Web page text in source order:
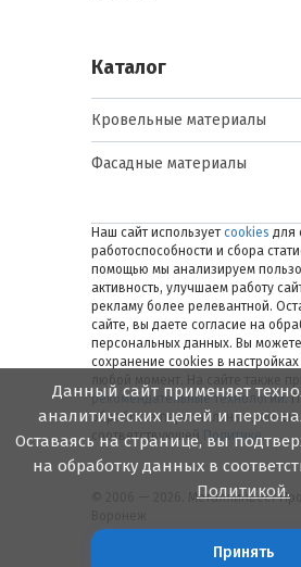
Каталог
Кровельные материалы
Фасадные материалы
Наш сайт использует cookies для
работоспособности и сбора
помощью мы анализируем
активность, улучшаем работу
рекламу более релевантной.
сайте, вы даете согласие на
персональных данных. Вы
сохранение cookies в
рекомендательные технологии.
обработке персональных
соответствующей
Политике.
© 2006 — 2026. Металлинвест
Данный сайт применяет
аналитических целей и
Оставаясь на странице, вы
на обработку данных в
Политикой.
Принять